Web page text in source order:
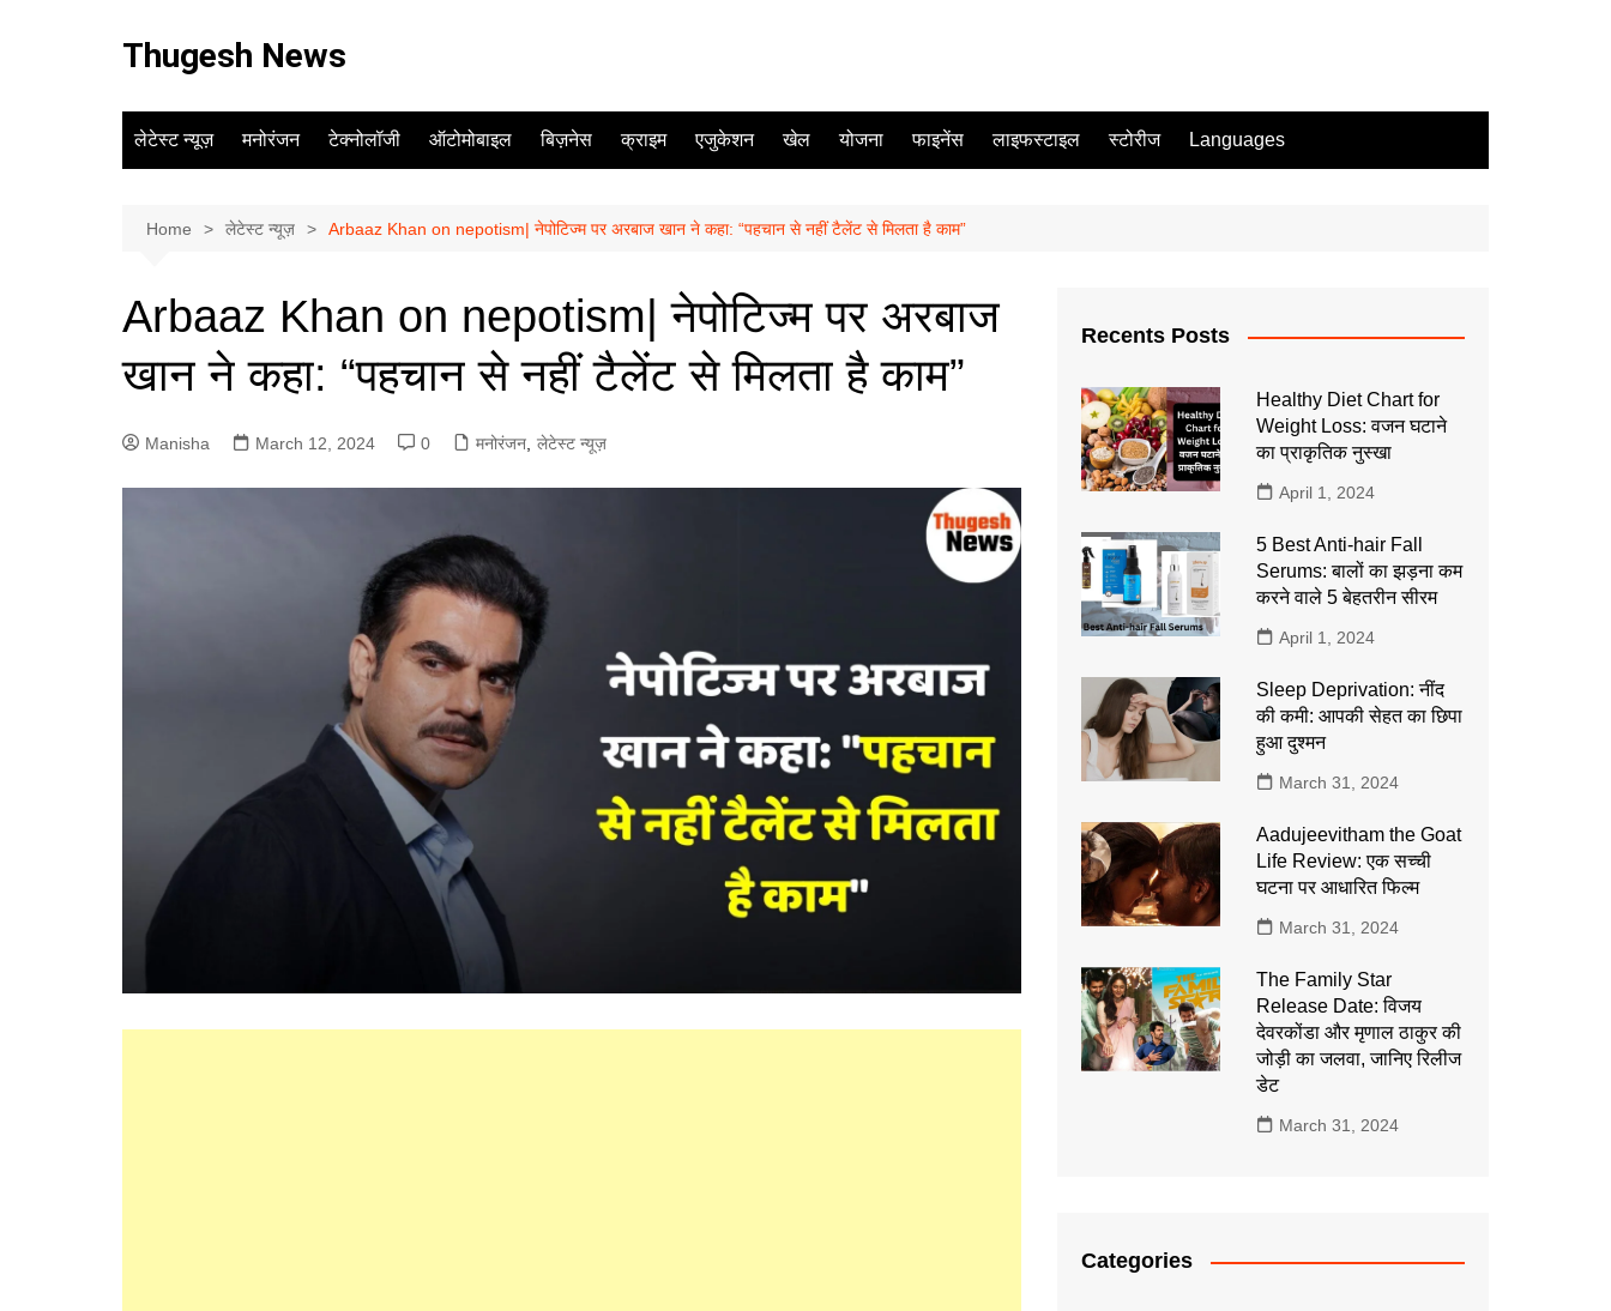
Thugesh News
लेटेस्ट न्यूज़ मनोरंजन टेक्नोलॉजी ऑटोमोबाइल बिज़नेस क्राइम एजुकेशन खेल योजना फाइनेंस लाइफस्टाइल स्टोरीज Languages
Home लेटेस्ट न्यूज़ Arbaaz Khan on nepotism| नेपोटिज्म पर अरबाज खान ने कहा: “पहचान से नहीं टैलेंट से मिलता है काम”
Arbaaz Khan on nepotism| नेपोटिज्म पर अरबाज
खान ने कहा: “पहचान से नहीं टैलेंट से मिलता है काम”
Manisha March 12, 2024 0 मनोरंजन लेटेस्ट न्यूज़
Recents Posts
Healthy Diet Chart for
Weight Loss: वजन घटाने
का प्राकृतिक नुस्खा
April 1, 2024
5 Best Anti-hair Fall
Serums: बालों का झड़ना कम
करने वाले 5 बेहतरीन सीरम
April 1, 2024
Sleep Deprivation: नींद
की कमी: आपकी सेहत का छिपा
हुआ दुश्मन
March 31, 2024
Aadujeevitham the Goat
Life Review: एक सच्ची
घटना पर आधारित फिल्म
March 31, 2024
The Family Star
Release Date: विजय
देवरकोंडा और मृणाल ठाकुर की
जोड़ी का जलवा, जानिए रिलीज
डेट
March 31, 2024
Categories